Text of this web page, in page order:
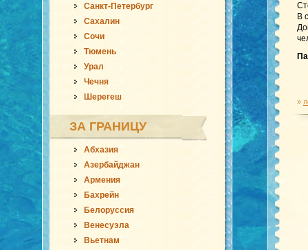
Санкт-Петербург
Сахалин
Сочи
Тюмень
Урал
Чечня
Шерегеш
ЗА ГРАНИЦУ
Абхазия
Азербайджан
Армения
Бахрейн
Белоруссия
Венесуэла
Вьетнам
В
»